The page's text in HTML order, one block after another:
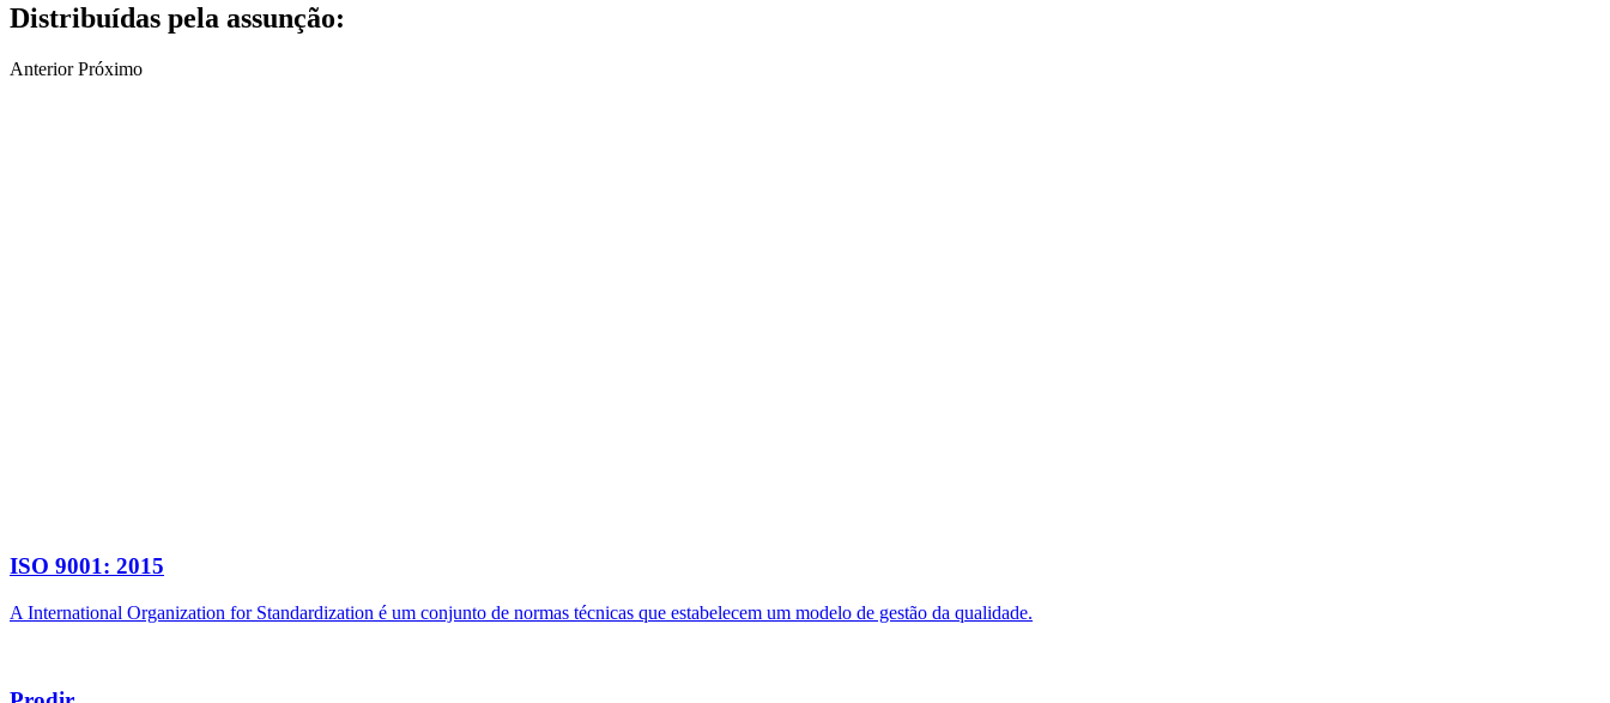
Distribuídas pela assunção:
Anterior Próximo
ISO 9001: 2015
A International Organization for Standardization é um conjunto de normas técnicas que estabelecem um modelo de gestão da qualidade.